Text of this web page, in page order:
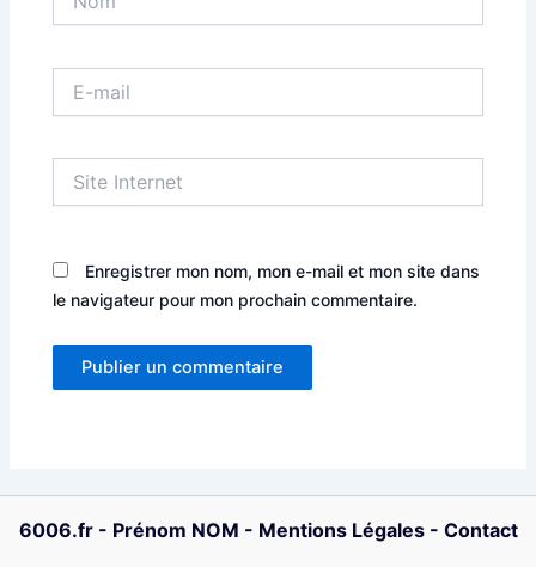
mail
Internet
Enregistrer mon nom, mon e-mail et mon site dans
le navigateur pour mon prochain commentaire.
6006.fr- Prénom NOM - Mentions Légales- Contact